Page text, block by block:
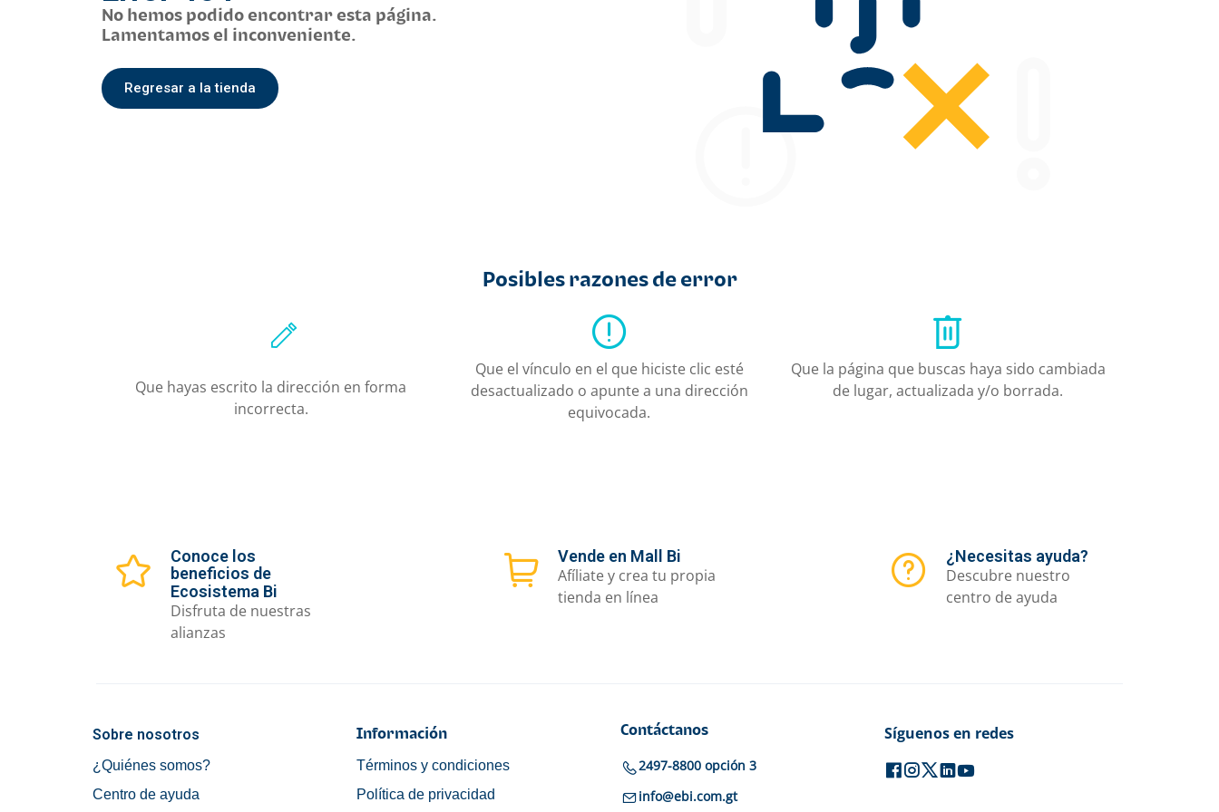
Belleza
Hogar y Cocina
No hemos podido encontrar esta página.
Lamentamos el inconveniente.
Regresar a la tienda
Posibles razones de error
Que hayas escrito la dirección en forma
incorrecta.
Que el vínculo en el que hiciste clic esté
desactualizado o apunte a una dirección
equivocada.
Que la página que buscas haya sido cambiada
de lugar, actualizada y/o borrada.
Conoce los
beneficios de
Ecosistema Bi
Disfruta de nuestras
alianzas
Vende en Mall Bi
Afíliate y crea tu propia
tienda en línea
¿Necesitas ayuda?
Descubre nuestro
centro de ayuda
Sobre nosotros
¿Quiénes somos?
Centro de ayuda
Información
Términos y condiciones
Política de privacidad
Contáctanos
2497-8800 opción 3
info@ebi.com.gt
Síguenos en redes